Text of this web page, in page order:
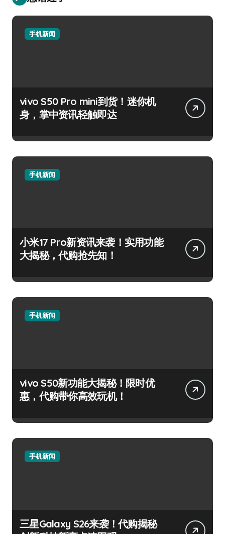
手机新闻
vivo S50 Pro mini到货！迷你机
身，掌中资讯轻触即达
手机新闻
小米17 Pro新资讯来袭！实用功能
大揭秘，代购抢先知！
手机新闻
vivo S50新功能大揭秘！限时优
惠，代购带你高效玩机！
手机新闻
三星Galaxy S26来袭！代购揭秘